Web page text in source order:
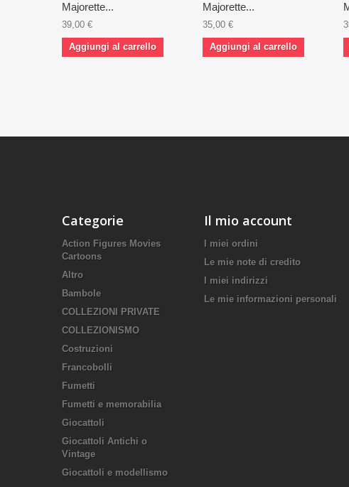
Majorette...
39,00 €
Aggiungi al carrello
Majorette...
35,00 €
Aggiungi al carrello
Categorie
Action Figures Movies
Cartoons
Altro
Bambole
COLLEZIONI PRIVATE
COLLEZIONISMO
Costruzioni
Francobolli
Fumetti
Fumetti e memorabilia
Giocattoli
Giocattoli Antichi o
Vintage
Giocattoli e modellismo
Il mio account
I miei ordini
Le mie note di credito
I miei indirizzi
Le mie informazioni personali